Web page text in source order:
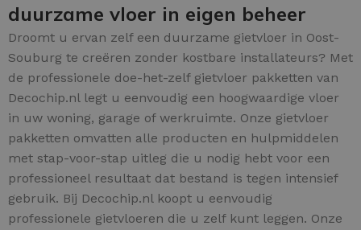
duurzame vloer in eigen beheer
Droomt u ervan zelf een duurzame gietvloer in Oost-
Souburg te creëren zonder kostbare installateurs? Met
de professionele doe-het-zelf gietvloer pakketten van
Decochip.nl legt u eenvoudig een hoogwaardige vloer
in uw woning, garage of werkruimte. Onze gietvloer
pakketten omvatten alle producten en hulpmiddelen
met stap-voor-stap uitleg die u nodig hebt voor een
professioneel resultaat dat bestand is tegen intensief
gebruik. Bij Decochip.nl koopt u eenvoudig
professionele gietvloeren die u zelf kunt leggen. Onze